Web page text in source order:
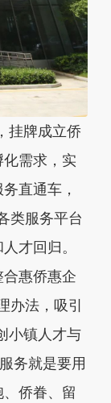
牌成立侨
需求，实
直通车，
类服务平台
才回归。
惠侨惠企
办法，吸引
小镇人才与
务就是要用
侨眷、留